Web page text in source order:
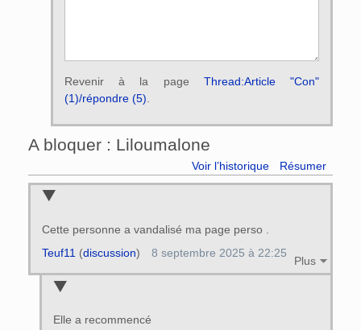
Revenir à la page Thread:Article "Con"
(1)/répondre (5).
A bloquer : Liloumalone
Voir l’historique Résumer
Cette personne a vandalisé ma page perso .
Plus
Teuf11 (discussion) 8 septembre 2025 à 22:25
Elle a recommencé